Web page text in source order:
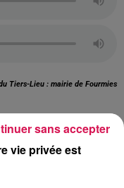
Tiers-Lieu : mairie de Fourmies
vie privée est
sans accepter